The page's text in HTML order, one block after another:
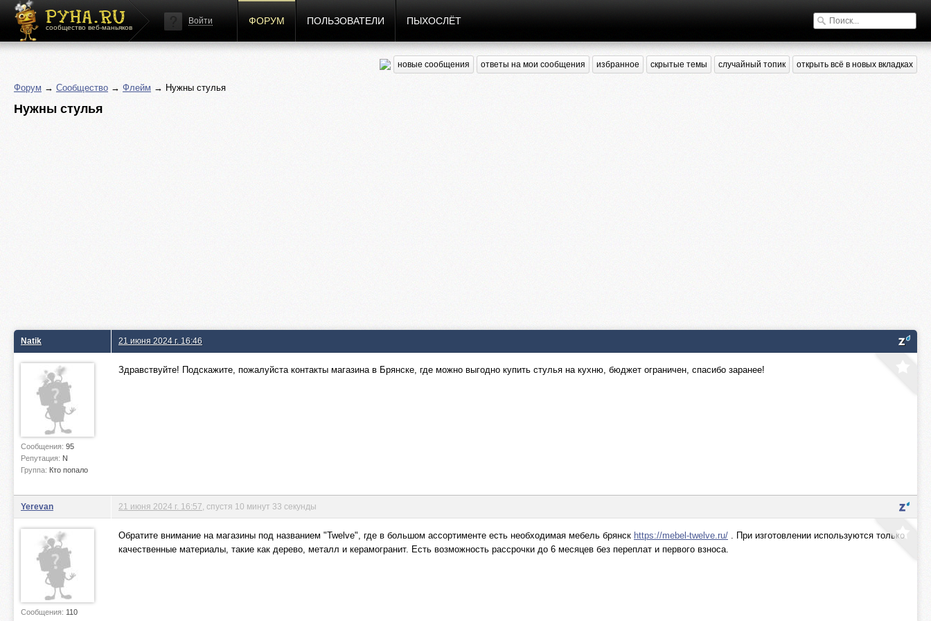
сообщество веб-маньяков
Войти ФОРУМ ПОЛЬЗОВАТЕЛИ ПЫХОСЛЁТ
новые сообщения ответы на мои сообщения избранное скрытые темы случайный топик открыть всё в новых вкладках
Форум → Сообщество → Флейм → Нужны стулья
Нужны стулья
Natik
Сообщения: 95
Репутация: N
Группа: Кто попало
21 июня 2024 г. 16:46
Здравствуйте! Подскажите, пожалуйста контакты магазина в Брянске, где можно выгодно купить стулья на кухню, бюджет ограничен, спасибо заранее!
Yerevan
Сообщения: 110
21 июня 2024 г. 16:57 , спустя 10 минут 33 секунды
Обратите внимание на магазины под названием "Twelve", где в большом ассортименте есть необходимая мебель брянск https://mebel-twelve.ru/ . При изготовлении используются только
качественные материалы, такие как дерево, металл и керамогранит. Есть возможность рассрочки до 6 месяцев без переплат и первого взноса.